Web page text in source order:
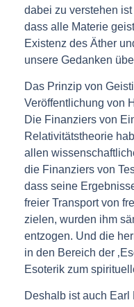
dabei zu verstehen
dass alle Materie
Existenz des Äther
unsere Gedanken
Das Prinzip von
Veröffentlichung von
Die Finanziers von
Relativitätstheorie
allen
die Finanziers von
dass seine
freier Transport von
zielen, wurden ihm
entzogen. Und die
in den Bereich der
Esoterik zum
Deshalb ist auch